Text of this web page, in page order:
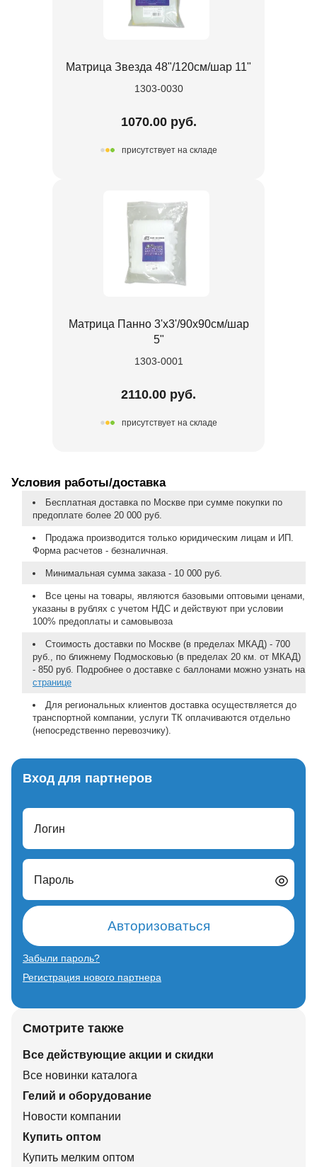
Матрица Звезда 48"/120см/шар 11"
1303-0030
1070.00 руб.
присутствует на складе
Матрица Панно 3'х3'/90х90см/шар
5"
1303-0001
2110.00 руб.
присутствует на складе
Условия работы/доставка
Бесплатная доставка по Москве при сумме покупки по
предоплате более 20 000 руб.
Продажа производится только юридическим лицам и ИП.
Форма расчетов - безналичная.
Минимальная сумма заказа - 10 000 руб.
Все цены на товары, являются базовыми оптовыми ценами,
указаны в рублях с учетом НДС и действуют при условии
100% предоплаты и самовывоза
Стоимость доставки по Москве (в пределах МКАД) - 700
руб., по ближнему Подмосковью (в пределах 20 км. от МКАД)
- 850 руб. Подробнее о доставке с баллонами можно узнать на
странице
Для региональных клиентов доставка осуществляется до
транспортной компании, услуги ТК оплачиваются отдельно
(непосредственно перевозчику).
Вход для партнеров
Логин
Пароль
Авторизоваться
Забыли пароль?
Регистрация нового партнера
Смотрите также
Все действующие акции и скидки
Все новинки каталога
Гелий и оборудование
Новости компании
Купить оптом
Купить мелким оптом